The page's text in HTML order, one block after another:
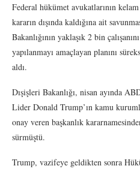
Federal hükümet avukatlarının
kararın dışında kaldığına ait
Bakanlığının yaklaşık 2 bin
yapılanmayı amaçlayan planını
aldı.
Dışişleri Bakanlığı, nisan ayında
Lider Donald Trump’ın kamu
onay veren başkanlık
sürmüştü.
Trump, vazifeye geldikten sonra